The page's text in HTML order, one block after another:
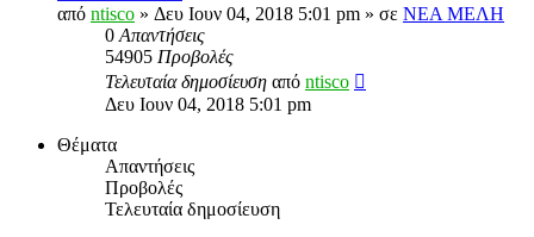
από ntisco » Δευ Ιουν 04, 2018 5:01 pm » σε ΝΕΑ ΜΕΛΗ
0 Απαντήσεις
54905 Προβολές
Τελευταία δημοσίευση από ntisco
Δευ Ιουν 04, 2018 5:01 pm
Θέματα
Απαντήσεις
Προβολές
Τελευταία δημοσίευση